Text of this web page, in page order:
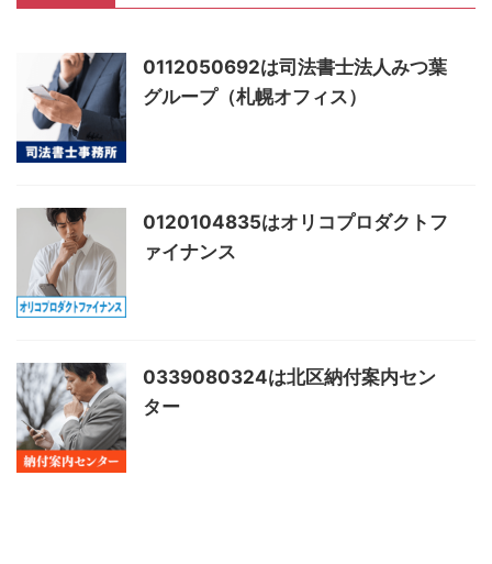
0112050692は司法書士法人みつ葉
グループ（札幌オフィス）
0120104835はオリコプロダクトフ
ァイナンス
0339080324は北区納付案内セン
ター